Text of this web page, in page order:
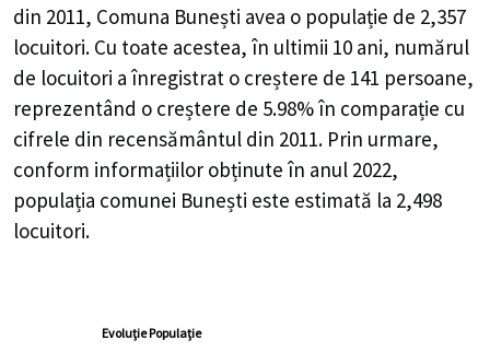
din 2011, Comuna Bunești avea o populație de 2,357
locuitori. Cu toate acestea, în ultimii 10 ani, numărul
de locuitori a înregistrat o creștere de 141 persoane,
reprezentând o creștere de 5.98%în comparație cu
cifrele din recensământul din 2011. Prin urmare,
conform informațiilor obținute în anul 2022,
populația comunei Bunești este estimată la 2,498
locuitori.
Evoluție Populație